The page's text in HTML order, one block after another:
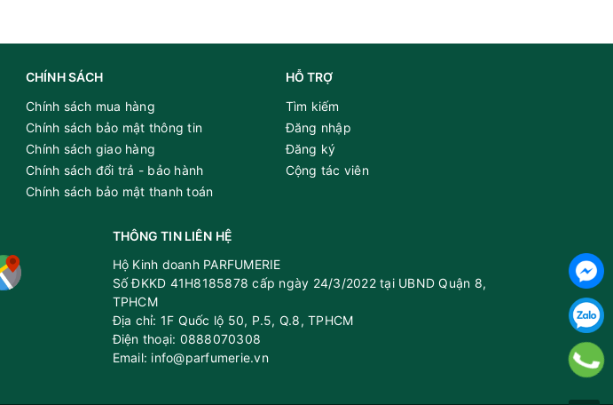
CHÍNH SÁCH
Chính sách mua hàng
Chính sách bảo mật thông tin
Chính sách giao hàng
Chính sách đổi trả - bảo hành
Chính sách bảo mật thanh toán
HỖ TRỢ
Tìm kiếm
Đăng nhập
Đăng ký
Cộng tác viên
THÔNG TIN LIÊN HỆ
Hộ Kinh doanh PARFUMERIE
Số ĐKKD 41H8185878 cấp ngày 24/3/2022 tại UBND Quận 8,
TPHCM
Địa chỉ: 1F Quốc lộ 50, P.5, Q.8, TPHCM
Điện thoại: 0888070308
Email: info@parfumerie.vn